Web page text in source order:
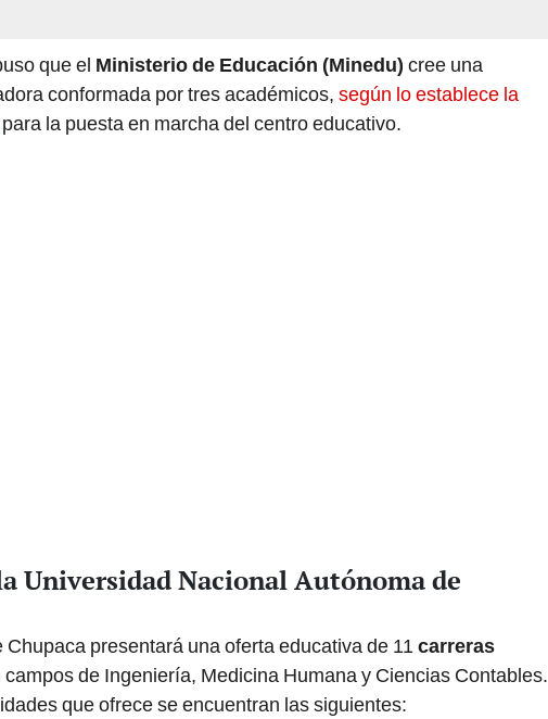
que el Ministerio de Educación (Minedu) cree una
conformada por tres académicos, según lo establece la
para la puesta en marcha del centro educativo.
Universidad Nacional Autónoma de
Chupaca presentará una oferta educativa de 11 carreras
campos de Ingeniería, Medicina Humana y Ciencias Contables.
que ofrece se encuentran las siguientes: